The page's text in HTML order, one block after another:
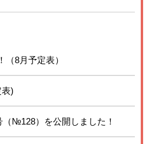
8月予定表）
)
№128）を公開しました！